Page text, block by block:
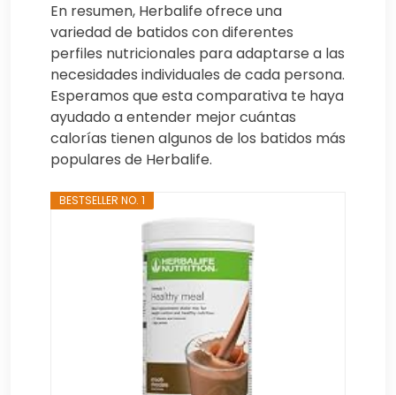
En resumen, Herbalife ofrece una
variedad de batidos con diferentes
perfiles nutricionales para adaptarse a las
necesidades individuales de cada persona.
Esperamos que esta comparativa te haya
ayudado a entender mejor cuántas
calorías tienen algunos de los batidos más
populares de Herbalife.
BESTSELLER NO. 1